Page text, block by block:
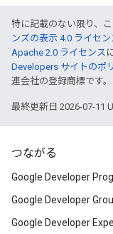
特に記載のない限り、
ンズの表示 4.0 ライセン
Apache 2.0 ライセンス
Developers サイトのポ
連会社の登録商標です。
最終更新日 2026-07-11
つながる
Google Developer
Google Developer
Google Developer